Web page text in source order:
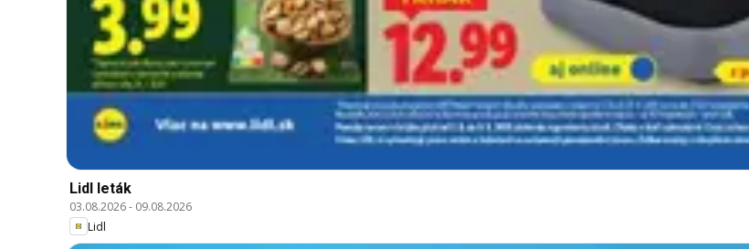
Lidl leták
03.08.2026- 09.08.2026
Lidl